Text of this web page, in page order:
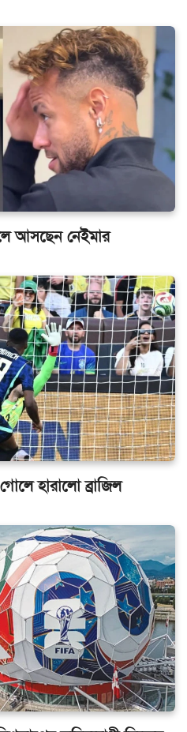
আসছেন নেইমার
হারালো ব্রাজিল